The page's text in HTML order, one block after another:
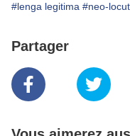
#lenga legitima #neo-
Partager